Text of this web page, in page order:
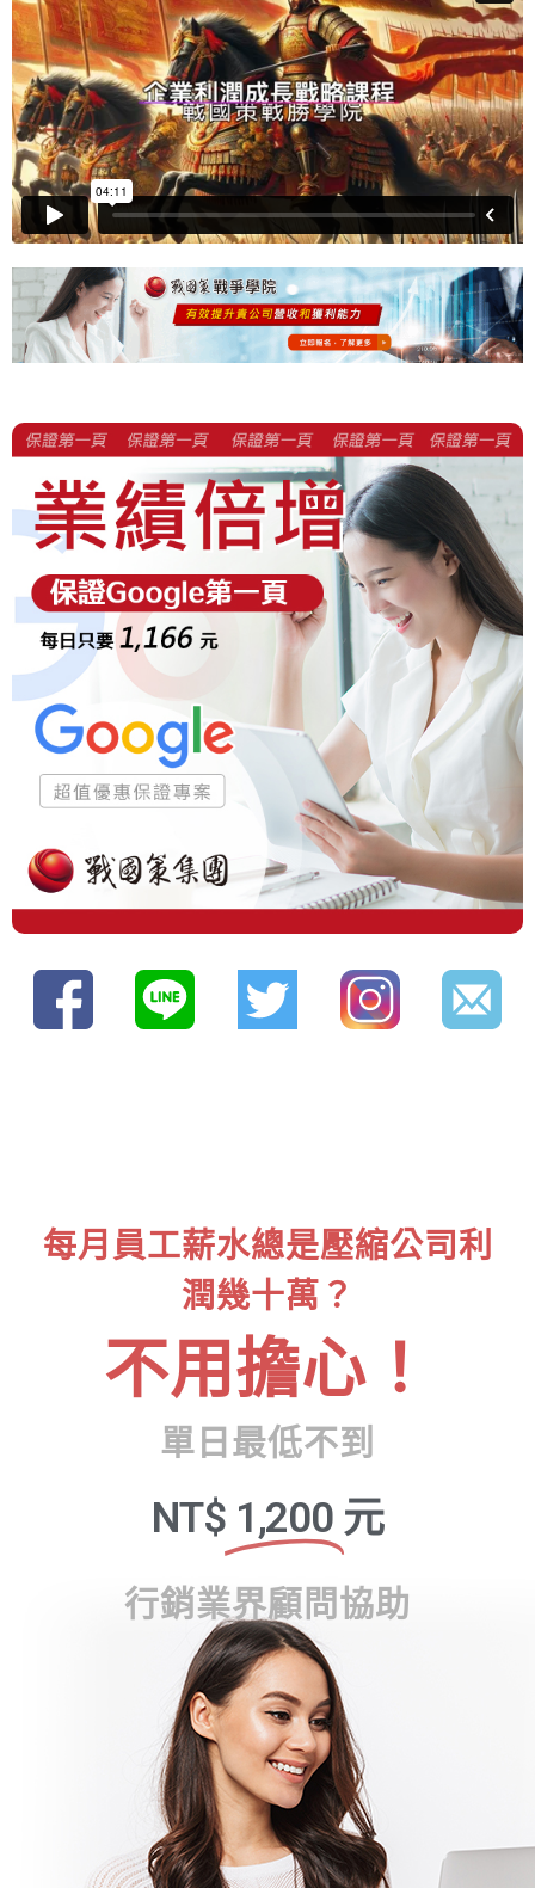
每月員工薪水總是壓縮公司利
潤幾十萬？
不用擔心！
單日最低不到
NT$ 1,200 元
行銷業界顧問協助